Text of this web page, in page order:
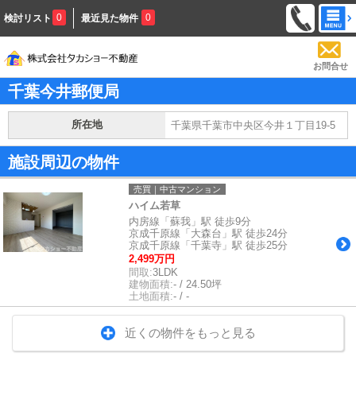
検討リスト 0 最近見た物件 0
お問合せ
千葉今井郵便局
所在地 千葉県千葉市中央区今井１丁目19-5
施設周辺の物件
売買｜中古マンション
ハイム若草
内房線「蘇我」駅 徒歩9分
京成千原線「大森台」駅 徒歩24分
京成千原線「千葉寺」駅 徒歩25分
2,499万円
間取:3LDK
建物面積:- / 24.50坪
土地面積:- / -
近くの物件をもっと見る